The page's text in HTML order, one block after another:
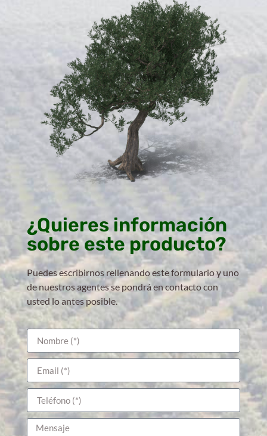
¿Quieres información
sobre este producto?
Puedes escribirnos rellenando este formulario y uno
de nuestros agentes se pondrá en contacto con
usted lo antes posible.